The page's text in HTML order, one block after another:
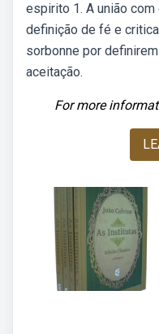
espirito 1. A união
definição de fé e
sorbonne por
aceitação.
For more